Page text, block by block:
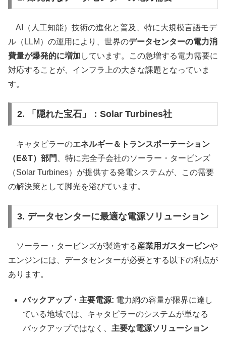
AI（人工知能）技術の進化と普及、特に大規模言語モデ
ル（LLM）の運用により、世界のデータセンターの電力消
費量が爆発的に増加 しています。この急増する電力需要に
対応することが、インフラ上の大きな課題となっていま
す。
2. 「隠れた宝石」：Solar Turbines社
キャタピラーのエネルギー＆トランスポーテーション
（E&T）部門
、特に完全子会社のソーラー・タービンズ
（Solar Turbines）が提供する発電システムが、この需要
の解決策として脚光を浴びています。
3. データセンターに最適な電源ソリューション
ソーラー・タービンズが製造する産業用ガスタービンや
エンジンには、データセンターが必要とする以下の利点が
あります。
バックアップ・主要電源: 電力網の容量が限界に達し
ている地域では、キャタピラーのシステムが単なる
バックアップではなく、 主要な電源ソリューション